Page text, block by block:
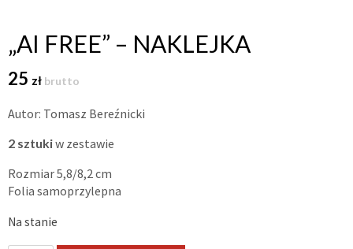
„AI FREE” – NAKLEJKA
25 zł brutto
Autor: Tomasz Bereźnicki
2 sztukiw zestawie
Rozmiar 5,8/8,2 cm
Folia samoprzylepna
Na stanie